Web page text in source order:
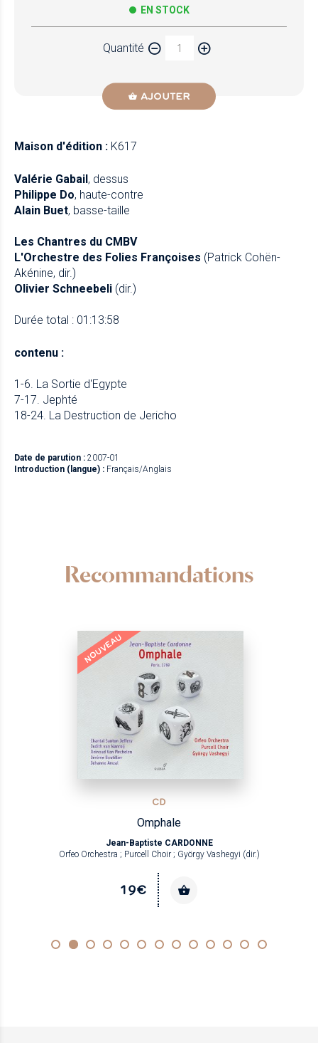
EN STOCK
Quantité
AJOUTER
Maison d'édition : K617
Valérie Gabail , dessus
Philippe Do, haute-contre
Alain Buet, basse-taille
Les Chantres du CMBV
L'Orchestre des Folies Françoises (Patrick Cohën-
Akénine, dir.)
Olivier Schneebeli (dir.)
Durée total : 01:13:58
contenu :
1-6. La Sortie d'Egypte
7-17. Jephté
18-24. La Destruction de Jericho
Date de parution : 2007-01
Introduction (langue) : Français/Anglais
Recommandations
NOUVEAU
CD
Omphale
Jean-Baptiste CARDONNE
Orfeo Orchestra ; Purcell Choir ; György Vashegyi (dir.)
19€